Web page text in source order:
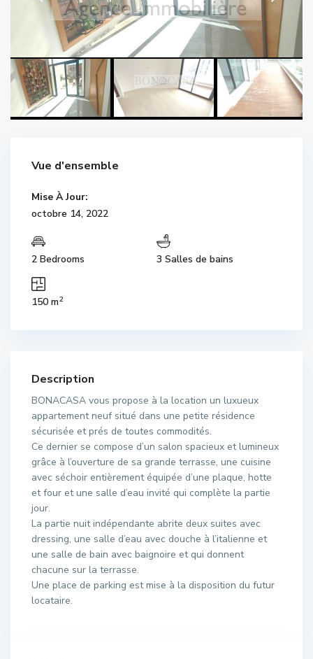
Vue d'ensemble
Mise À Jour:
octobre 14, 2022
2 Bedrooms 3 Salles de bains
150 m2
Description
BONACASA vous propose à la location un luxueux
appartement neuf situé dans une petite résidence
sécurisée et prés de toutes commodités.
Ce dernier se compose d’un salon spacieux et lumineux
grâce à l’ouverture de sa grande terrasse, une cuisine
avec séchoir entièrement équipée d’une plaque, hotte
et four et une salle d’eau invité qui complète la partie
jour.
La partie nuit indépendante abrite deux suites avec
dressing, une salle d’eau avec douche à l’italienne et
une salle de bain avec baignoire et qui donnent
chacune sur la terrasse.
Une place de parking est mise à la disposition du futur
locataire.